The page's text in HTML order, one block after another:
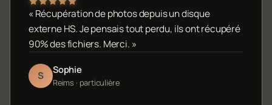
« Récupération de photos depuis un disque
externe HS. Je pensais tout perdu, ils ont récupéré
90% des fichiers. Merci. »
S Sophie
Reims · particulière